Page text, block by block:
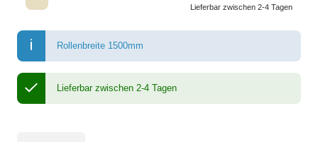
Lieferbar zwischen 2-4 Tagen
Rollenbreite 1500mm
Lieferbar zwischen 2-4 Tagen